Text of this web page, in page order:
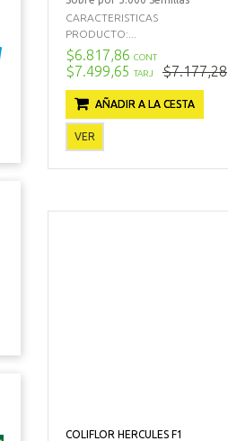
CARACTERISTICAS
PRODUCTO:...
$6.817,86 CONT
$7.499,65 TARJ $7.177,28
AÑADIR A LA CESTA
VER
COLIFLOR HERCULES F1